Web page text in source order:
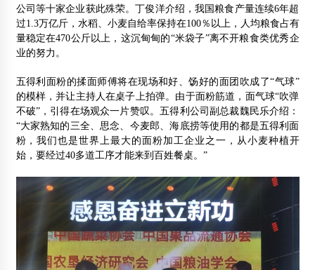
公司等十家企业获此殊荣。丁俊洋介绍，我国粮食产量连续6年超
过1.3万亿斤，水稻、小麦自给率保持在100％以上，人均粮食占有
量稳定在470公斤以上，这沉甸甸的“米袋子”离不开粮食类优秀企
业的努力。
五得利面粉的揉面师傅将在现场和好、饧好的面团吹成了“气球”
的模样，并让主持人在桌子上拍弹。由于面粉筋道，面气球“吹弹
不破”，引得在场观众一片赞叹。五得利公司副总裁魏民乐介绍：
“大家熟知的三全、思念、今麦郎、海底捞等使用的都是五得利面
粉，我们也是世界上最大的面粉加工企业之一，从小麦种植开
始，要经过40多道工序才能来到百姓餐桌。”